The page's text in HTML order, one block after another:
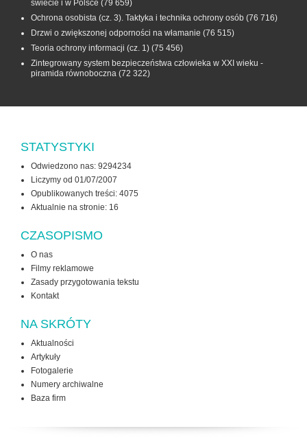
świecie i w Polsce (79 659)
Ochrona osobista (cz. 3). Taktyka i technika ochrony osób (76 716)
Drzwi o zwiększonej odporności na włamanie (76 515)
Teoria ochrony informacji (cz. 1) (75 456)
Zintegrowany system bezpieczeństwa człowieka w XXI wieku -
piramida równoboczna (72 322)
STATYSTYKI
Odwiedzono nas: 9294234
Liczymy od 01/07/2007
Opublikowanych treści: 4075
Aktualnie na stronie: 16
CZASOPISMO
O nas
Filmy reklamowe
Zasady przygotowania tekstu
Kontakt
NA SKRÓTY
Aktualności
Artykuły
Fotogalerie
Numery archiwalne
Baza firm